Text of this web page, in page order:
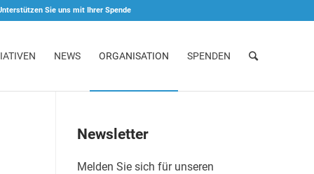
Sie uns mit Ihrer Spende
NEWS ORGANISATION SPENDEN
Newsletter
Melden Sie sich für unseren